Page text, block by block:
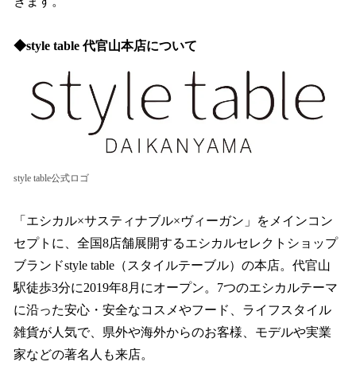
◆style table 代官山本店について
style table公式ロゴ
「エシカル×サスティナブル×ヴィーガン」をメインコン
セプトに、全国8店舗展開するエシカルセレクトショップ
ブランドstyle table（スタイルテーブル）の本店。代官山
駅徒歩3分に2019年8月にオープン。7つのエシカルテーマ
に沿った安心・安全なコスメやフード、ライフスタイル
雑貨が人気で、県外や海外からのお客様、モデルや実業
家などの著名人も来店。